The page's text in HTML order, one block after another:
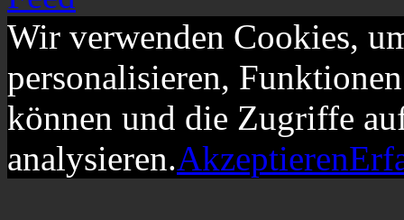
Wir verwenden Cookies,
personalisieren,
können und die Zugriffe
analysieren.Akzeptieren